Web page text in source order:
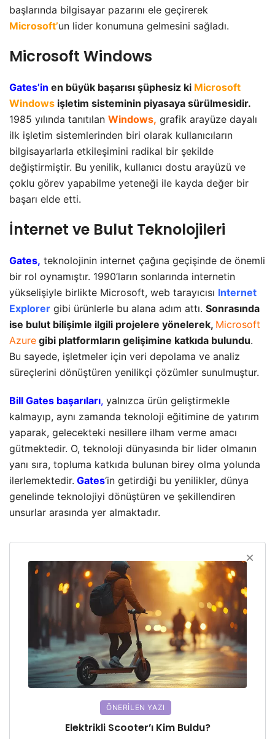
başlarında bilgisayar pazarını ele geçirerek
Microsoft’un lider konumuna gelmesini sağladı.
Microsoft Windows
Gates’in en büyük başarısı şüphesiz ki Microsoft
Windows işletim sisteminin piyasaya sürülmesidir.
1985 yılında tanıtılan Windows, grafik arayüze dayalı
ilk işletim sistemlerinden biri olarak kullanıcıların
bilgisayarlarla etkileşimini radikal bir şekilde
değiştirmiştir. Bu yenilik, kullanıcı dostu arayüzü ve
çoklu görev yapabilme yeteneği ile kayda değer bir
başarı elde etti.
İnternet ve Bulut Teknolojileri
Gates, teknolojinin internet çağına geçişinde de önemli
bir rol oynamıştır. 1990’ların sonlarında internetin
yükselişiyle birlikte Microsoft, web tarayıcısı Internet
Explorer gibi ürünlerle bu alana adım attı. Sonrasında
ise bulut bilişimle ilgili projelere yönelerek, Microsoft
Azure gibi platformların gelişimine katkıda bulundu.
Bu sayede, işletmeler için veri depolama ve analiz
süreçlerini dönüştüren yenilikçi çözümler sunulmuştur.
Bill Gates başarıları, yalnızca ürün geliştirmekle
kalmayıp, aynı zamanda teknoloji eğitimine de yatırım
yaparak, gelecekteki nesillere ilham verme amacı
gütmektedir. O, teknoloji dünyasında bir lider olmanın
yanı sıra, topluma katkıda bulunan birey olma yolunda
ilerlemektedir. Gates‘in getirdiği bu yenilikler, dünya
genelinde teknolojiyi dönüştüren ve şekillendiren
unsurlar arasında yer almaktadır.
ÖNERILEN YAZI
Elektrikli Scooter’ı Kim Buldu?